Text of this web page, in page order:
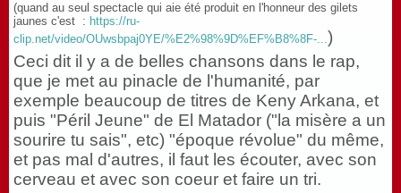
(quand au seul spectacle qui aie été produit en l'honneur des gilets
jaunes c'est : https://ru-
clip.net/video/OUwsbpaj0YE/%E2%98%9D%EF%B8%8F-...)
Ceci dit il y a de belles chansons dans le rap,
que je met au pinacle de l'humanité, par
exemple beaucoup de titres de Keny Arkana, et
puis "Péril Jeune" de El Matador ("la misère a un
sourire tu sais", etc) "époque révolue" du même,
et pas mal d'autres, il faut les écouter, avec son
cerveau et avec son coeur et faire un tri.